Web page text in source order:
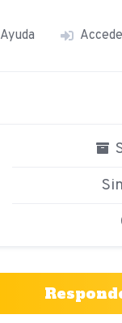
Ayuda